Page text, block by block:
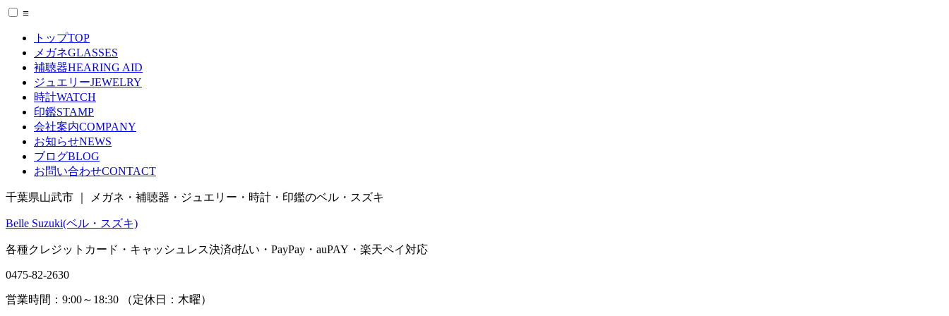
≡
トップTOP
メガネGLASSES
補聴器HEARING AID
ジュエリーJEWELRY
時計WATCH
印鑑STAMP
会社案内COMPANY
お知らせNEWS
ブログBLOG
お問い合わせCONTACT
千葉県山武市 ｜ メガネ・補聴器・ジュエリー・時計・印鑑のベル・スズキ
Belle Suzuki(ベル・スズキ)
各種クレジットカード・キャッシュレス決済d払い ・ PayPay ・ auPAY ・ 楽天ペイ対応
0475-82-2630
営業時間： 9:00～18:30 （定休日： 木曜）